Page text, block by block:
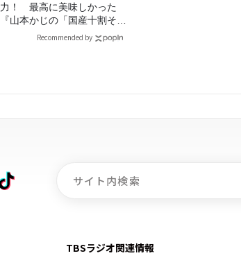
力！ 最高に美味しかった
『山本かじの「国産十割そ
ば」』とは？【十割そば10
Recommended by
TBSラジオ関連情報